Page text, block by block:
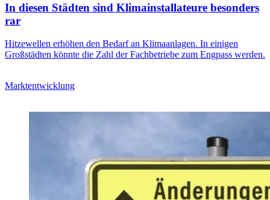
In diesen Städten sind Klimainstallateure besonders
rar
Hitzewellen erhöhen den Bedarf an Klimaanlagen. In einigen
Großstädten könnte die Zahl der Fachbetriebe zum Engpass werden.
Marktentwicklung